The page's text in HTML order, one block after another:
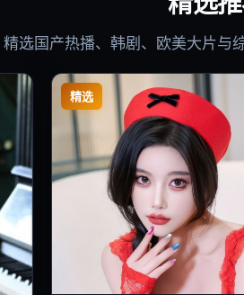
精选国产热播、韩剧、欧美大片与
精选